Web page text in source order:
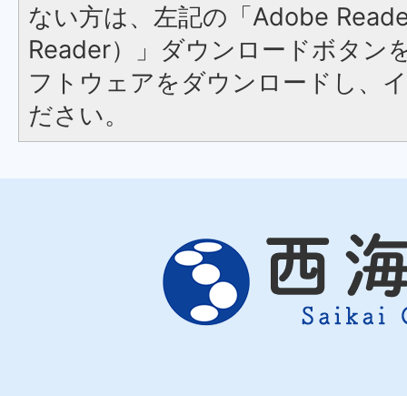
ない方は、左記の「Adobe
Reader）」ダウンロードボタン
フトウェアをダウンロードし、
ださい。